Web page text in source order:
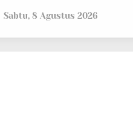
Sabtu, 8 Agustus 2026